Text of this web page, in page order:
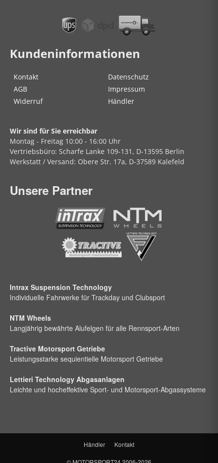
Kundeninformationen
Kontakt
Datenschutz
AGB
Impressum
Widerruf
Händler
Wir sind für Sie erreichbar
Montag - Freitag 10:00 - 16:00 Uhr
Vertriebsbüro: Scharfe Lanke 109-131, D-13595 Berlin
Werkstatt / Versand: Obere Str. 17a, D-37589 Kalefeld
Unsere Partner
Intrax Suspension Technology
Individuelle Fahrwerke für Trackday und Clubsport
NTM Wheels
Langjährig bewährte Alufelgen für alle Rennsport-Arten
Tractive Motorsport Getriebe
Leistungsstarke sequientielle Motorsport Getriebe
Lettieri Technology Abgasanlagen
Leichte und hocheffektive Sport- und Motorsport-Abgassysteme
Händler Kontakt